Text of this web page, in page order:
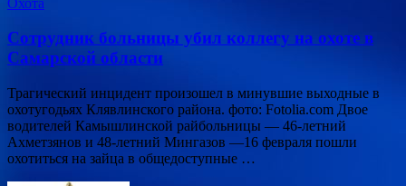
Сотрудник больницы убил коллегу на охоте в
Самарской области
Трагический инцидент произошел в минувшие выходные в
охотугодьях Клявлинского района. фото: Fotolia.com Двое
водителей Камышлинской райбольницы — 46-летний
Ахметзянов и 48-летний Мингазов —16 февраля пошли
охотиться на зайца в общедоступные …